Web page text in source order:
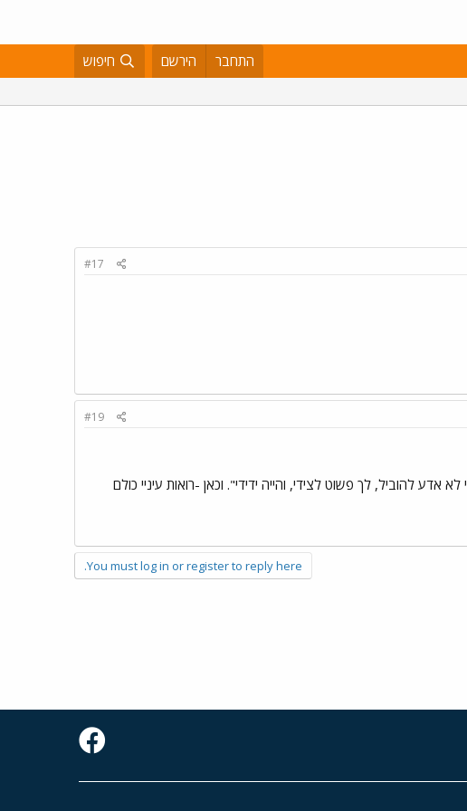
התחבר הירשם חיפוש
#17
#19
להוביל, לך פשוט לצידי, והייה ידידי". וכאן -רואות עיניי כולם
You must log in or register to reply here.